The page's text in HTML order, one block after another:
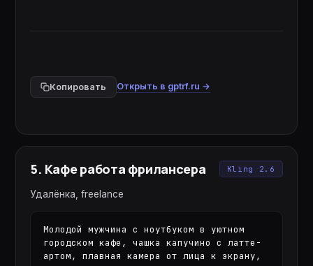
Копировать Открыть в gptrf.ru →
5. Кафе работа фрилансера Kling 2.6
Удалёнка, freelance
Молодой мужчина с ноутбуком в уютном
городском кафе, чашка капучино с латте-
артом, плавная камера от лица к экрану,